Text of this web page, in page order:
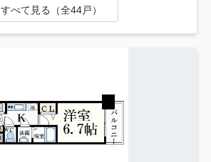
すべて見る（全44戸）